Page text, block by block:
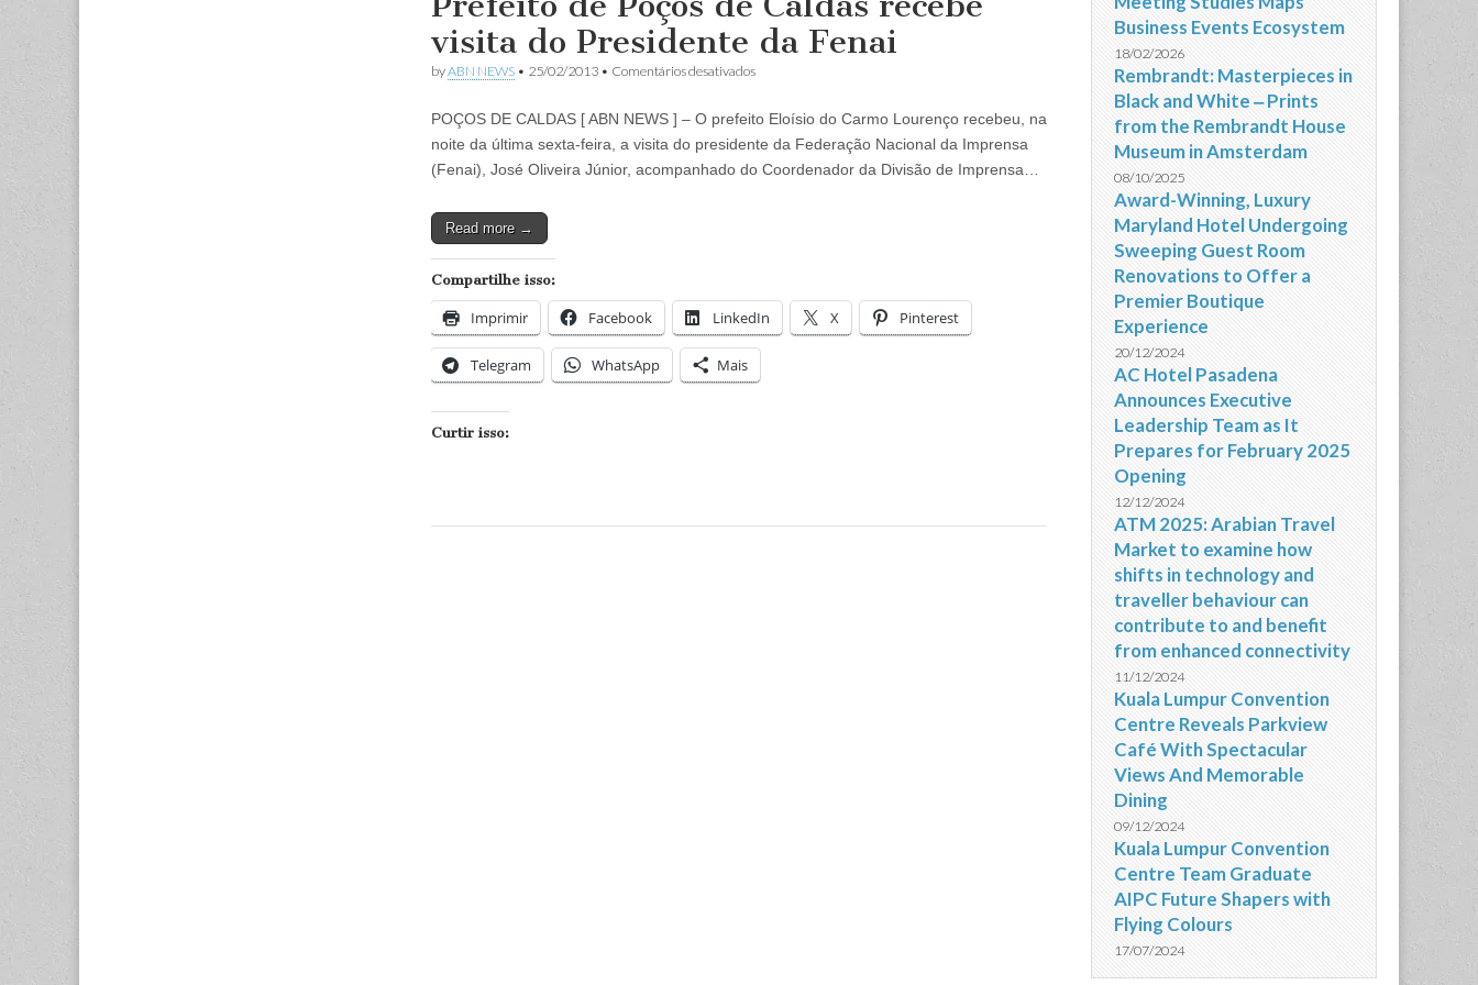
visita do Presidente da Fenai
byABN NEWS • 25/02/2013 • Comentários desativadosem
Poços
de
recebe
POÇOS DE CALDAS [ ABN NEWS ] – O prefeito Eloísio do Carmo Lourenço recebeu, na
noite da última sexta-feira, a visita do presidente da Federação Nacional da Imprensa
(Fenai), José Oliveira Júnior, acompanhado do Coordenador da Divisão de Imprensa…
Read more →
Compartilhe isso:
Imprimir Facebook LinkedIn X Pinterest
Telegram WhatsApp Mais
Curtir isso:
Business Events Ecosystem
18/02/2026
Rembrandt: Masterpieces in
Black and White ‒ Prints
from the Rembrandt House
Museum in Amsterdam
08/10/2025
Award-Winning, Luxury
Maryland Hotel Undergoing
Sweeping Guest Room
Renovations to Offer a
Premier Boutique
Experience
20/12/2024
AC Hotel Pasadena
Announces Executive
Leadership Team as It
Prepares for February 2025
Opening
12/12/2024
ATM 2025: Arabian Travel
Market to examine how
shifts in technology and
traveller behaviour can
contribute to and benefit
from enhanced connectivity
11/12/2024
Kuala Lumpur Convention
Centre Reveals Parkview
Café With Spectacular
Views And Memorable
Dining
09/12/2024
Kuala Lumpur Convention
Centre Team Graduate
AIPC Future Shapers with
Flying Colours
17/07/2024